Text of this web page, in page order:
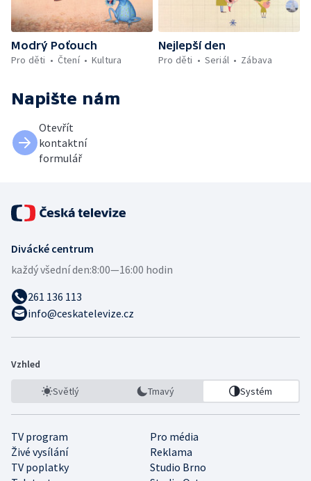
Modrý Poťouch
Pro děti
Čtení Kultura
Nejlepší den
Pro děti
Seriál Zábava
Napište nám
Otevřít
kontaktní
formulář
Divácké centrum
každý všední den:8:00—16:00 hodin
261 136 113
info@ceskatelevize.cz
Vzhled
Světlý Tmavý Systém
TV program
Pro média
Živé vysílání
Reklama
TV poplatky
Studio Brno